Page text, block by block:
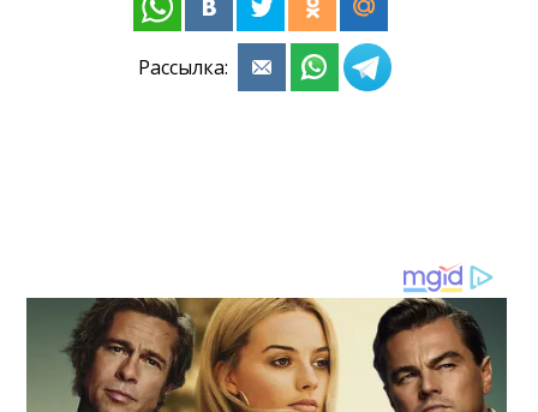
Рассылка: